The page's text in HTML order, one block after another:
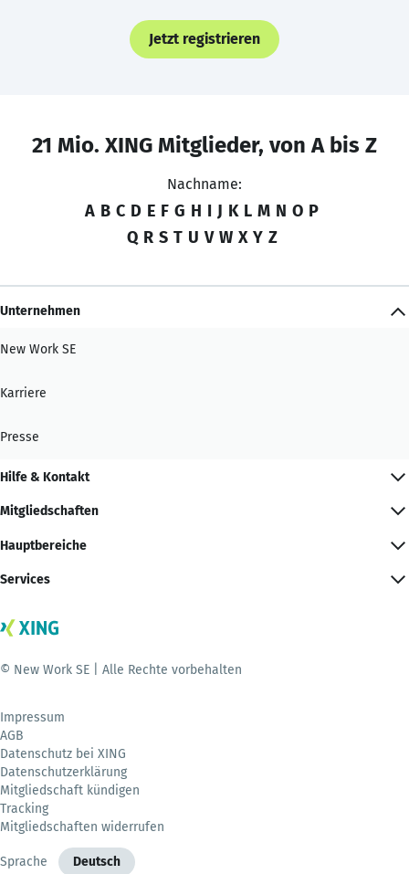
Jetzt registrieren
21 Mio. XING Mitglieder, von A bis Z
Nachname:
A B C D E F G H I J K L M N O P
Q R S T U V W X Y Z
Unternehmen
New Work SE
Karriere
Presse
Hilfe & Kontakt
Mitgliedschaften
Hauptbereiche
Services
© New Work SE | Alle Rechte vorbehalten
Impressum
AGB
Datenschutz bei XING
Datenschutzerklärung
Mitgliedschaft kündigen
Tracking
Mitgliedschaften widerrufen
Sprache Deutsch